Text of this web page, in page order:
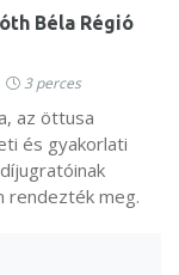
Béla Régió
3 perces
az öttusa
és gyakorlati
rendezték meg.